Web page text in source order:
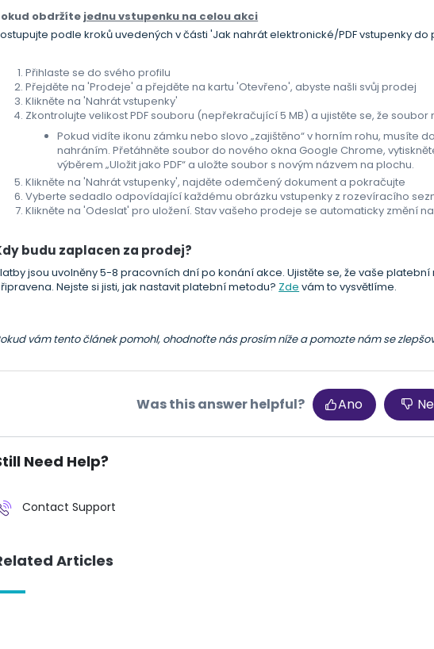
obdržíte jednu vstupenku na celou akci
podle kroků uvedených v části 'Jak nahrát elektronické/PDF vstupenky do
Přihlaste se do svého profilu
Přejděte na 'Prodeje' a přejděte na kartu 'Otevřeno', abyste našli svůj prodej
Klikněte na 'Nahrát vstupenky'
Zkontrolujte velikost PDF souboru (nepřekračující 5 MB) a ujistěte se, že
Pokud vidíte ikonu zámku nebo slovo „zajištěno“ v horním rohu, musíte
nahráním. Přetáhněte soubor do nového okna Google Chrome,
výběrem „Uložit jako PDF“ a uložte soubor s novým názvem na plochu.
Klikněte na 'Nahrát vstupenky', najděte odemčený dokument a pokračujte
Vyberte sedadlo odpovídající každému obrázku vstupenky z rozevíracího
Klikněte na 'Odeslat' pro uložení. Stav vašeho prodeje se automaticky změní
budu zaplacen za prodej?
jsou uvolněny 5-8 pracovních dní po konání akce. Ujistěte se, že vaše
Nejste si jisti, jak nastavit platební metodu? Zde vám to vysvětlíme.
vám tento článek pomohl, ohodnoťte nás prosím níže a pomozte nám se
Was this answer helpful? Ano Ne
Need Help?
Contact Support
Articles